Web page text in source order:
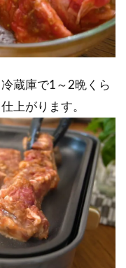
蔵庫で1～2晩くら
上がります。